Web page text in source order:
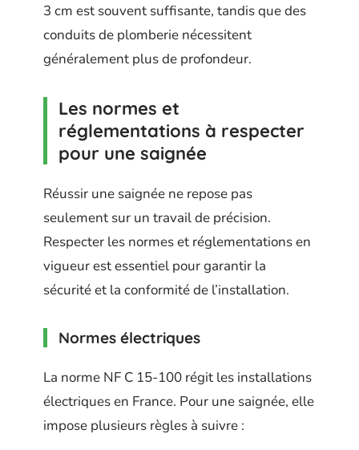
3 cm est souvent suffisante, tandis que des
conduits de plomberie nécessitent
généralement plus de profondeur.
Les normes et
réglementations à respecter
pour une saignée
Réussir une saignée ne repose pas
seulement sur un travail de précision.
Respecter les normes et réglementations en
vigueur est essentiel pour garantir la
sécurité et la conformité de l’installation.
Normes électriques
La norme NF C 15-100 régit les installations
électriques en France. Pour une saignée, elle
impose plusieurs règles à suivre :